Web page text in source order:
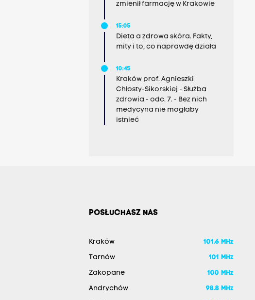
zmienił farmację w Krakowie
15:05
Dieta a zdrowa skóra. Fakty,
mity i to, co naprawdę działa
10:45
Kraków prof. Agnieszki
Chłosty-Sikorskiej - Służba
zdrowia - odc. 7. - Bez nich
medycyna nie mogłaby
istnieć
POSŁUCHASZ NAS
Kraków 101.6 MHz
Tarnów 101 MHz
Zakopane 100 MHz
Andrychów 98.8 MHz